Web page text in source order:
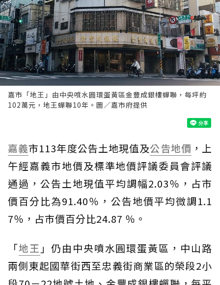
嘉市「地王」由中央噴水圓環蛋黃區金豐成銀樓蟬聯，每坪約
102萬元，地王蟬聯10年。圖／嘉市府提供
嘉義市113年度公告土地現值及公告地價 ，上
午經嘉義市地價及標準地價評議委員會評議
通過，公告土地現值平均調幅2.03％，占市
價百分比為91.40％，公告地價平均微調1.1
7％，占市價百分比24.87 ％。
「地王 」仍由中央噴水圓環蛋黃區，中山路
兩側東起國華街西至忠義街商業區的榮段2小